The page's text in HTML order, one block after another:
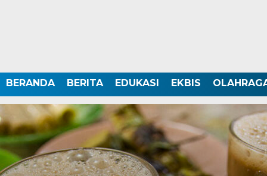
BERANDA BERITA EDUKASI EKBIS